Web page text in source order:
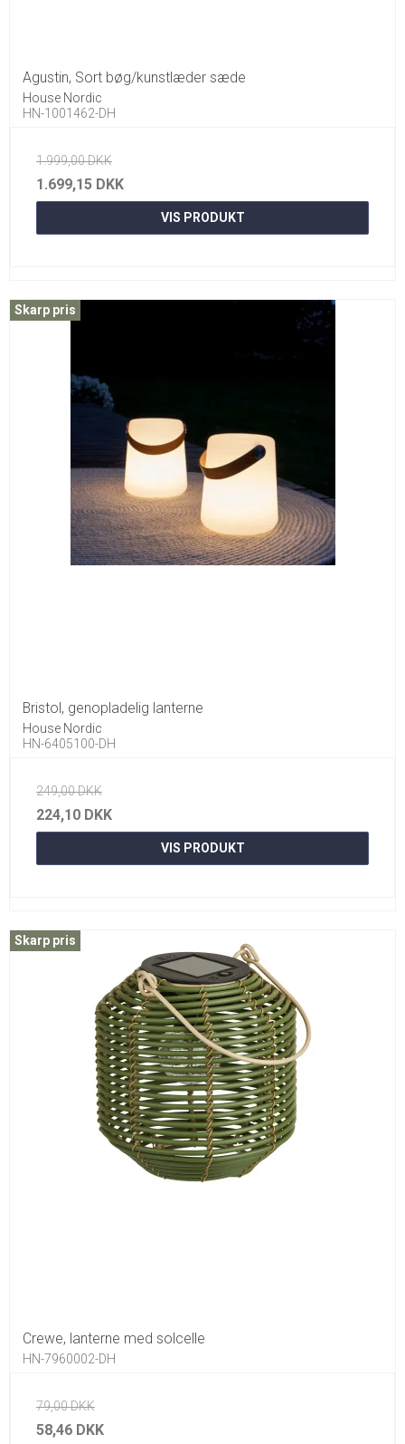
Agustin, Sort bøg/kunstlæder sæde
House Nordic
HN-1001462-DH
1.999,00 DKK
1.699,15 DKK
VIS PRODUKT
Skarp pris
Bristol, genopladelig lanterne
House Nordic
HN-6405100-DH
249,00 DKK
224,10 DKK
VIS PRODUKT
Skarp pris
Crewe, lanterne med solcelle
HN-7960002-DH
79,00 DKK
58,46 DKK